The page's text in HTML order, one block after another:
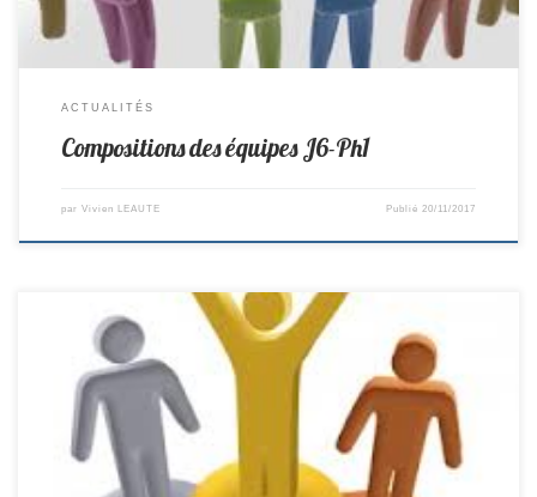
ACTUALITÉS
Compositions des équipes J6-Ph1
par Vivien LEAUTE Publié 20/11/2017
R2-> Sorinières 10-4 St Colomban D1-> Clisson 14–6 St Colomban D3-
>Machecoul 5–15 St Colomban D5 -> Vieillevigne 3–7 St Colomban D1
Féminines -> Thouare 1–9 St Colomban Cadets D3 -> St Colomban 6-4
Machecoul Minimes D3 -> St Colomban 5–5 Port St Père